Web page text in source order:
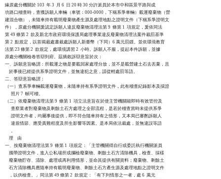
緣原處分機關於 103  年 3  月 6  日 20 時 30 分許派員於本市中和區景平路與成
功路口稽查時，查獲訴願人車輛（車號：000-0000，下稱系爭車輛）載運廢棄物（營
建混合物），未隨車持有載明廢棄物產生源及處理地點之證明文件（下稱系爭證明文
件），原處分機關爰認定訴願人違反廢棄物清理法第 9  條第 1  項規定，爰依同法
第 49 條第 2  款及新北市政府環境保護局處理事業違反廢棄物清理法案件裁罰基準
第 2  點規定，以首揭裁處書裁處訴願人新臺幣（下同）6 萬元罰鍰。並依環境教育
法第 23 條第 2  款規定，處環境講習 2  小時。訴願人不服，提起本件訴願，並據
原處分機關檢卷答辯到府。茲摘敘訴辯意旨於次：
一、訴願意旨略謂：所載運之物是要載回家處理分放，並不是載營建土石去丟棄，且
    於事後已經提供系爭證明文件，並無違犯之意，請從輕處罰等語。
二、答辯意旨略謂：
（一）查系爭車輛載運廢棄物，未隨車持有系爭證明文件，此有稽查紀錄影本及採證
      照片 7  幀可稽。
（二）依廢棄物清理法第 9  條第 1  項立法意旨在於使主管機關能即時有效管控及
      查察業者對廢棄物及剩餘土石方處理之全部流程，是若於稽查當時未提供系爭
      證明文件者，均屬事後提供，即不符合隨車持有之情形，又本局已審酌訴願人
      違規情節、應受責難程度及所生影響等因素。是本局依法裁處，並無違誤等語
      。
    理    由
一、按廢棄物清理法第 9  條第 1  項規定：「主管機關得自行或委託執行機關派員
    攜帶證明文件，進入公私場所或攔檢廢棄物、剩餘土石方清除機具，檢查、採樣
    廢棄物貯存、清除、處理或再利用情形，並命其提供有關資料；廢棄物、剩餘土
    石方清除機具應隨車持有載明廢棄物、剩餘土石方產生源及處理地點之證明文件
    ，以供檢查。」同法第 49 條第 2  款規定：「有下列情形之一者，處 6  萬元